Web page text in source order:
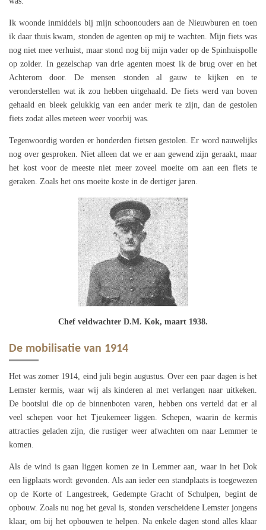
Ik woonde inmiddels bij mijn schoonouders aan de Nieuwburen en toen
ik daar thuis kwam, stonden de agenten op mij te wachten. Mijn fiets was
nog niet mee verhuist, maar stond nog bij mijn vader op de Spinhuispolle
op zolder. In gezelschap van drie agenten moest ik de brug over en het
Achterom door. De mensen stonden al gauw te kijken en te
veronderstellen wat ik zou hebben uitgehaald. De fiets werd van boven
gehaald en bleek gelukkig van een ander merk te zijn, dan de gestolen
fiets zodat alles meteen weer voorbij was.
Tegenwoordig worden er honderden fietsen gestolen. Er word nauwelijks
nog over gesproken. Niet alleen dat we er aan gewend zijn geraakt, maar
het kost voor de meeste niet meer zoveel moeite om aan een fiets te
geraken. Zoals het ons moeite koste in de dertiger jaren.
Chef veldwachter D.M. Kok, maart 1938.
De mobilisatie van 1914
Het was zomer 1914, eind juli begin augustus. Over een paar dagen is het
Lemster kermis, waar wij als kinderen al met verlangen naar uitkeken.
De bootslui die op de binnenboten varen, hebben ons verteld dat er al
veel schepen voor het Tjeukemeer liggen. Schepen, waarin de kermis
attracties geladen zijn, die rustiger weer afwachten om naar Lemmer te
komen.
Als de wind is gaan liggen komen ze in Lemmer aan, waar in het Dok
een ligplaats wordt gevonden. Als aan ieder een standplaats is toegewezen
op de Korte of Langestreek, Gedempte Gracht of Schulpen, begint de
opbouw. Zoals nu nog het geval is, stonden verscheidene Lemster jongens
klaar, om bij het opbouwen te helpen. Na enkele dagen stond alles klaar